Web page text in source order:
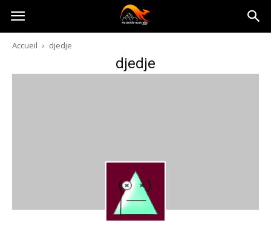
Australia-
australie.com
Accueil djedje
djedje